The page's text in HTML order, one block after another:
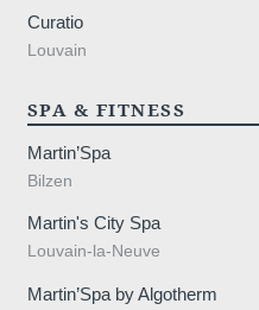
Curatio
Louvain
SPA & FITNESS
Martin’Spa
Bilzen
Martin's City Spa
Louvain-la-Neuve
Martin’Spa by Algotherm
77